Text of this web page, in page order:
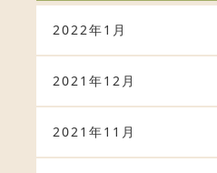
2022年1月
2021年12月
2021年11月